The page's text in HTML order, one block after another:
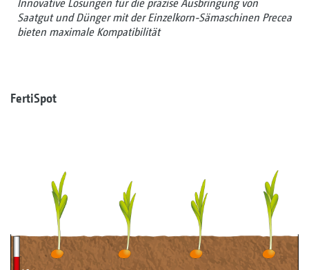
Innovative Lösungen für die präzise Ausbringung von
Saatgut und Dünger mit der Einzelkorn-Sämaschinen Precea
bieten maximale Kompatibilität
FertiSpot